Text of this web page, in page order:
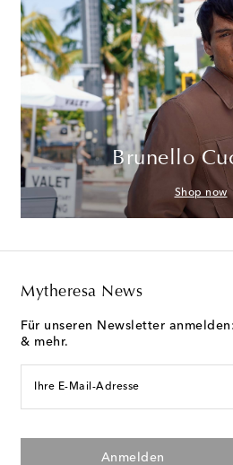
Brunello
Shop now
Mytheresa News
Für unseren Newsletter
& mehr.
Ihre E-Mail-Adresse
Anmelden